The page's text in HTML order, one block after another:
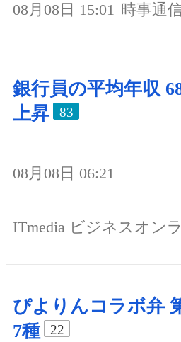
08月08日 15:01 時事通
銀行員の平均年収
上昇
83
08月08日 06:21
ITmedia ビジネスオン
ぴよりんコラボ弁
7種
22